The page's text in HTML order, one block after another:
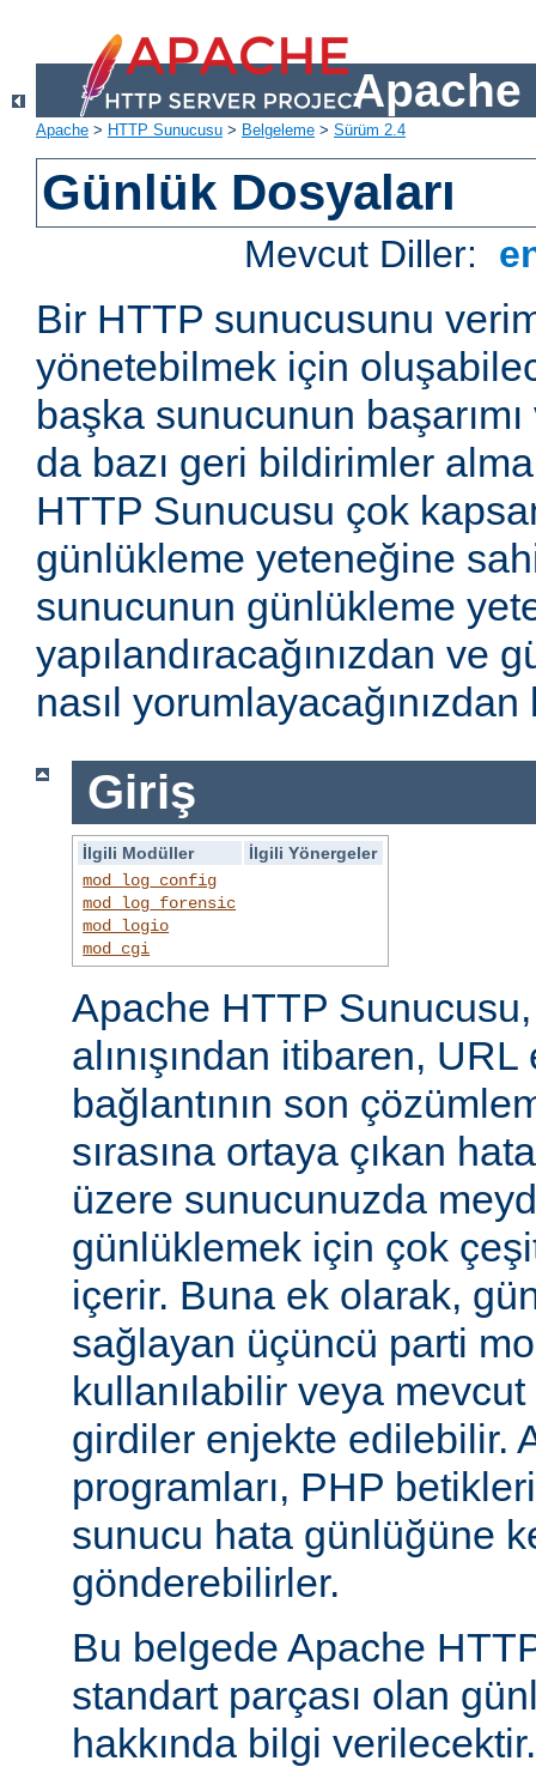
Apache
Apache > HTTP Sunucusu > Belgeleme > Sürüm 2.4
Günlük Dosyaları
Mevcut Diller:
Bir HTTP sunucusunu
yönetebilmek için
başka sunucunun
da bazı geri bildirimler
HTTP Sunucusu çok
günlükleme yeteneğine
sunucunun günlükleme
yapılandıracağınızdan ve
nasıl
Giriş
İlgili Modüller
İlgili Yönergeler
mod_log_config
mod_log_forensic
mod_logio
mod_cgi
Apache HTTP
alınışından itibaren,
bağlantının son
sırasına ortaya çıkan
üzere sunucunuzda
günlüklemek için çok
içerir. Buna ek olarak,
sağlayan üçüncü parti
kullanılabilir veya
girdiler enjekte edilebilir.
programları, PHP
sunucu hata günlüğüne
gönderebilirler.
Bu belgede Apache
standart parçası olan
hakkında bilgi verilecektir.